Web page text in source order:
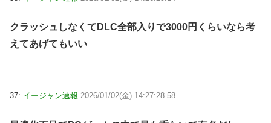
クラッシュしなくてDLC全部入りで3000円くらいなら考
えてあげてもいい
37: イージャン速報 2026/01/02(金) 14:27:28.58